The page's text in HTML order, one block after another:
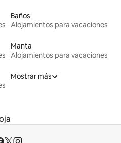
Baños
Alojamientos para vacaciones
Manta
Alojamientos para vacaciones
Mostrar más